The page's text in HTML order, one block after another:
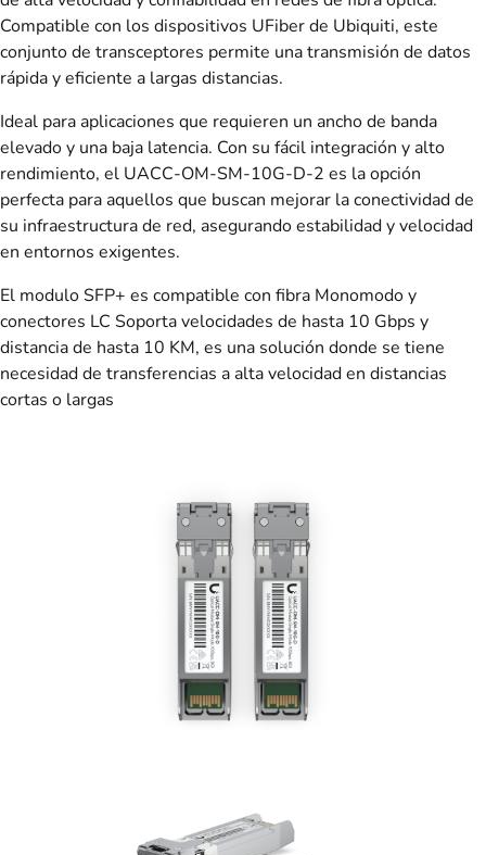
Compatible con los dispositivos UFiber de Ubiquiti, este
conjunto de transceptores permite una transmisión de datos
rápida y eficiente a largas distancias.
Ideal para aplicaciones que requieren un ancho de banda
elevado y una baja latencia. Con su fácil integración y alto
rendimiento, el UACC-OM-SM-10G-D-2 es la opción
perfecta para aquellos que buscan mejorar la conectividad de
su infraestructura de red, asegurando estabilidad y velocidad
en entornos exigentes.
El modulo SFP+ es compatible con fibra Monomodo y
conectores LC Soporta velocidades de hasta 10 Gbps y
distancia de hasta 10 KM, es una solución donde se tiene
necesidad de transferencias a alta velocidad en distancias
cortas o largas